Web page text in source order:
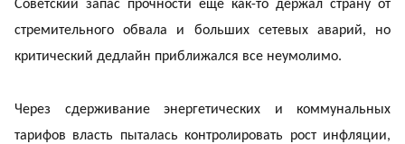
Советский запас прочности ещё как-то держал страну от
стремительного обвала и больших сетевых аварий, но
критический дедлайн приближался все неумолимо.
Через сдерживание энергетических и коммунальных
тарифов власть пыталась контролировать рост инфляции,